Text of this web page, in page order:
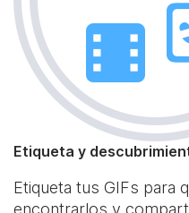
Etiqueta y
Etiqueta tus GIFs para
encontrarlos y